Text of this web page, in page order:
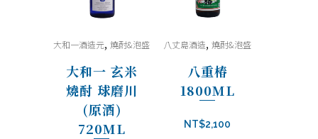
大和一酒造元,燒酎&泡盛
大和一 玄米
燒酎 球磨川
(原酒)
720ML
八丈島酒造,燒酎&泡盛
八重椿
1800ML
NT$2,100